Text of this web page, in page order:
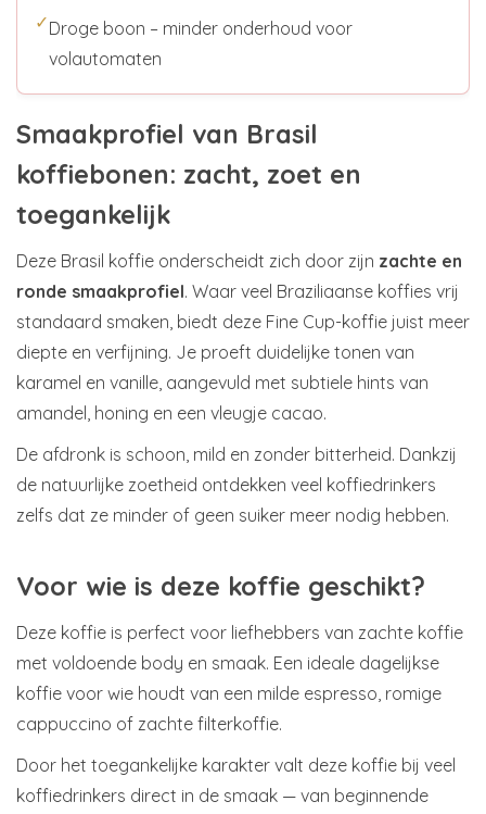
✓Droge boon – minder onderhoud voor
volautomaten
Smaakprofiel van Brasil
koffiebonen: zacht, zoet en
toegankelijk
Deze Brasil koffie onderscheidt zich door zijn zachte en
ronde smaakprofiel. Waar veel Braziliaanse koffies vrij
standaard smaken, biedt deze Fine Cup-koffie juist meer
diepte en verfijning. Je proeft duidelijke tonen van
karamel en vanille, aangevuld met subtiele hints van
amandel, honing en een vleugje cacao.
De afdronk is schoon, mild en zonder bitterheid. Dankzij
de natuurlijke zoetheid ontdekken veel koffiedrinkers
zelfs dat ze minder of geen suiker meer nodig hebben.
Voor wie is deze koffie geschikt?
Deze koffie is perfect voor liefhebbers van zachte koffie
met voldoende body en smaak. Een ideale dagelijkse
koffie voor wie houdt van een milde espresso, romige
cappuccino of zachte filterkoffie.
Door het toegankelijke karakter valt deze koffie bij veel
koffiedrinkers direct in de smaak — van beginnende